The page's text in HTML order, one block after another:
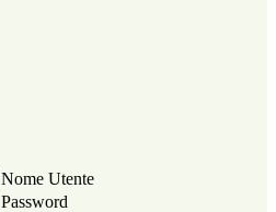
Nome Utente
Password